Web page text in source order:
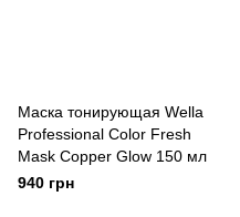
Маска тонирующая Wella
Professional Color Fresh
Mask Copper Glow 150 мл
940 грн